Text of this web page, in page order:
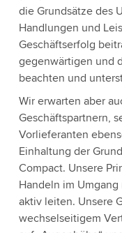
die Grundsätze des
Handlungen und
Geschäftserfolg
gegenwärtigen und
beachten und
Wir erwarten aber
Geschäftspartnern,
Vorlieferanten
Einhaltung der
Compact. Unsere
Handeln im
aktiv leiten. Unsere
wechselseitigem